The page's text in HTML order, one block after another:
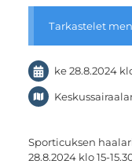
Tarkastelet
ke 28.8.2024
Sporticuksen
28.8.2024 klo 15-